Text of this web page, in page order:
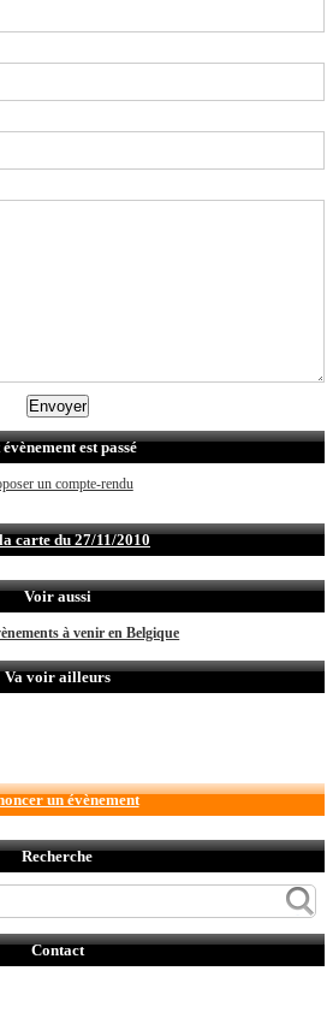
évènement est passé
un compte-rendu
carte du 27/11/2010
Voir aussi
à venir en Belgique
Va voir ailleurs
un évènement
Recherche
Contact